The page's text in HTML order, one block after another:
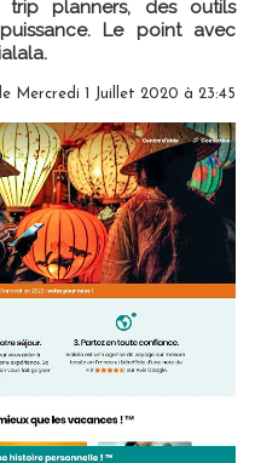
trip planners, des outils
Le point avec
le Mercredi 1 Juillet 2020 à 23:45